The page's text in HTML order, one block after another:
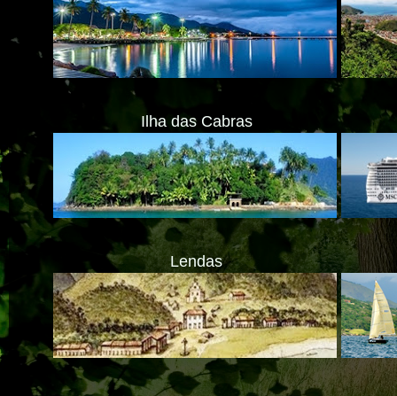
Ilha das Cabras
Lendas